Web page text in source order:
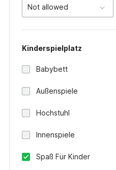
Not allowed
Kinderspielplatz
Babybett
Außenspiele
Hochstuhl
Innenspiele
Spaß Für Kinder